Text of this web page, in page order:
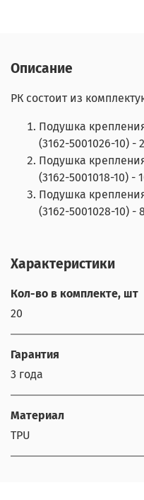
Описание
РК состоит из
Подушка
(3162-5001026-10) -
Подушка
(3162-5001018-10) -
Подушка
(3162-5001028-10) -
Характеристики
Кол-во в комплекте, шт
20
Гарантия
3 года
Материал
TPU